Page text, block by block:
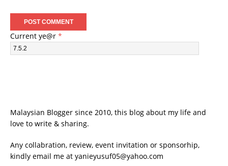
Current ye@r *
Malaysian Blogger since 2010, this blog about my life and
love to write & sharing.
Any collabration, review, event invitation or sponsorhip,
kindly email me at yanieyusuf05@yahoo.com